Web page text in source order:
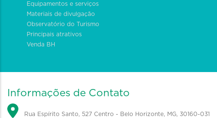
Equipamentos e serviços
Materiais de divulgação
Observatório do Turismo
Principais atrativos
Venda BH
Informações de Contato
Rua Espírito Santo, 527 Centro - Belo Horizonte, MG, 30160-031